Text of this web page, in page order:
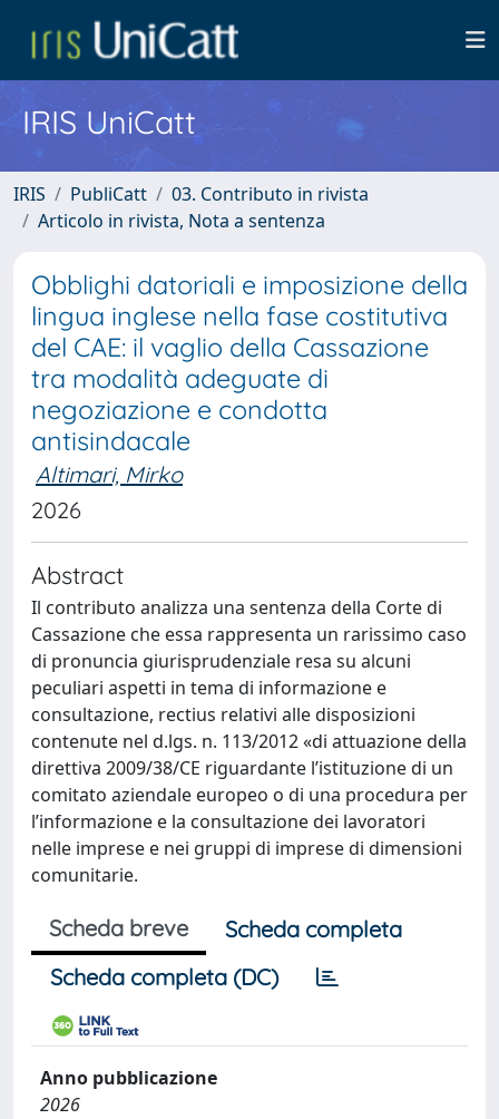
IRIS UniCatt
IRIS PubliCatt
03. Contributo in rivista
Articolo in rivista, Nota a sentenza
Obblighi datoriali e imposizione della
lingua inglese nella fase costitutiva
del CAE: il vaglio della Cassazione
tra modalità adeguate di
negoziazione e condotta
antisindacale
Altimari, Mirko
2026
Abstract
Il contributo analizza una sentenza della Corte di
Cassazione che essa rappresenta un rarissimo caso
di pronuncia giurisprudenziale resa su alcuni
peculiari aspetti in tema di informazione e
consultazione, rectius relativi alle disposizioni
contenute nel d.lgs. n. 113/2012 «di attuazione della
direttiva 2009/38/CE riguardante l’istituzione di un
comitato aziendale europeo o di una procedura per
l’informazione e la consultazione dei lavoratori
nelle imprese e nei gruppi di imprese di dimensioni
comunitarie.
Scheda breve
Scheda completa
Scheda completa (DC)
Anno pubblicazione
2026